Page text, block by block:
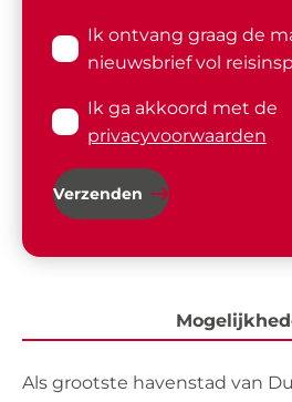
Ik ontvang graag de
nieuwsbrief vol
Ik ga akkoord met de
privacyvoorwaarden
Verzenden
Als grootste havenstad van